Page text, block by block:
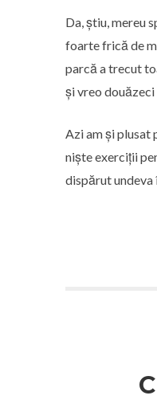
Da, știu, mereu
foarte frică de
parcă a trecut
și vreo douăzeci
Azi am și plusat
niște exerciții
dispărut undeva